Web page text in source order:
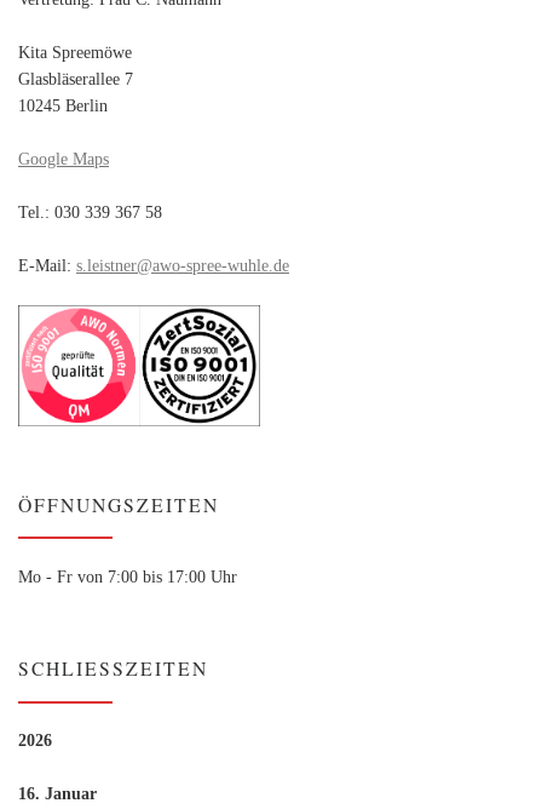
Kita Spreemöwe
Glasbläserallee 7
10245 Berlin
Google Maps
Tel.: 030 339 367 58
E-Mail: s.leistner@awo-spree-wuhle.de
ÖFFNUNGSZEITEN
Mo - Fr von 7:00 bis 17:00 Uhr
SCHLIESSZEITEN
2026
16. Januar